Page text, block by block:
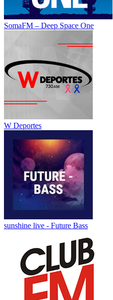
SomaFM – Deep Space One
W Deportes
sunshine live - Future Bass